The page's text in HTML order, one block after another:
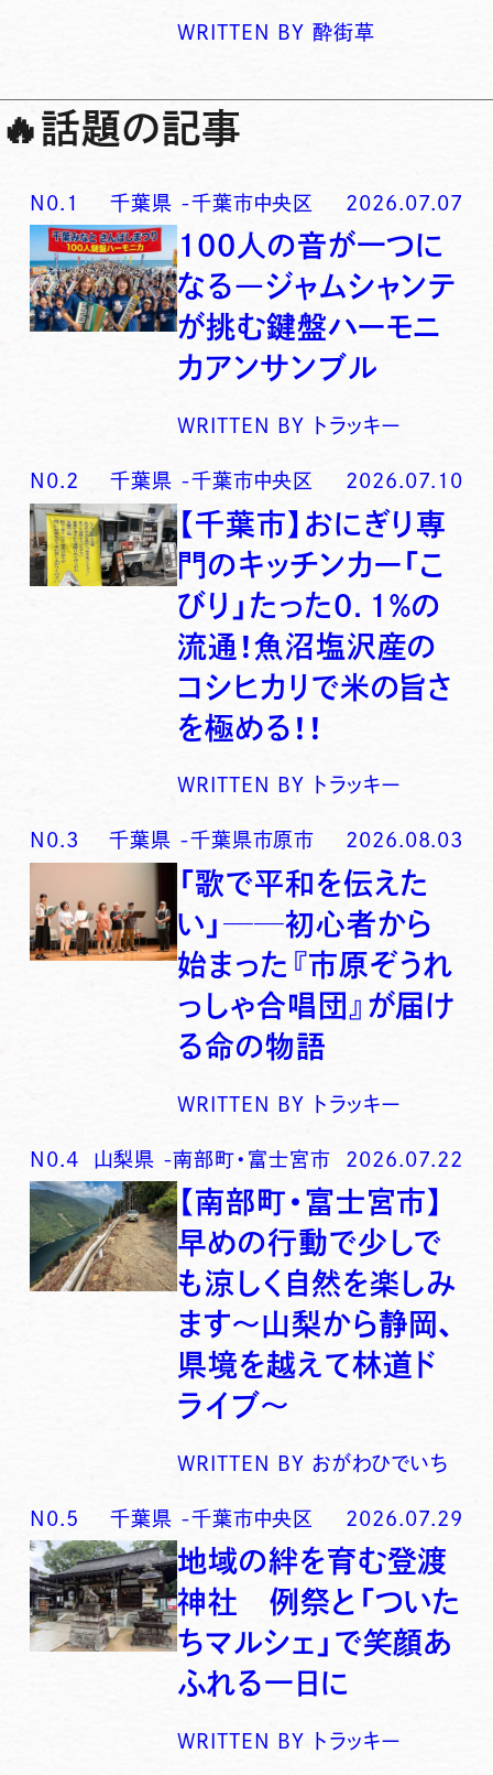
WRITTEN BY 酔街草
🔥話題の記事
N0. 1 千葉県 -千葉市中央区 2026.07.07
100人の音が一つに
なる―ジャムシャンテ
が挑む鍵盤ハーモニ
カアンサンブル
WRITTEN BY トラッキー
N0. 2 千葉県 -千葉市中央区 2026.07.10
【千葉市】おにぎり専
門のキッチンカー「こ
びり」たった0．1％の
流通！魚沼塩沢産の
コシヒカリで米の旨さ
を極める！！
WRITTEN BY トラッキー
N0. 3 千葉県 -千葉県市原市 2026.08.03
「歌で平和を伝えた
い」──初心者から
始まった『市原ぞうれ
っしゃ合唱団』が届け
る命の物語
WRITTEN BY トラッキー
N0. 4 山梨県 -南部町・富士宮市 2026.07.22
【南部町・富士宮市】
早めの行動で少しで
も涼しく自然を楽しみ
ます〜山梨から静岡、
県境を越えて林道ド
ライブ〜
WRITTEN BY おがわひでいち
N0. 5 千葉県 -千葉市中央区 2026.07.29
地域の絆を育む登渡
神社 例祭と「ついた
ちマルシェ」で笑顔あ
ふれる一日に
WRITTEN BY トラッキー